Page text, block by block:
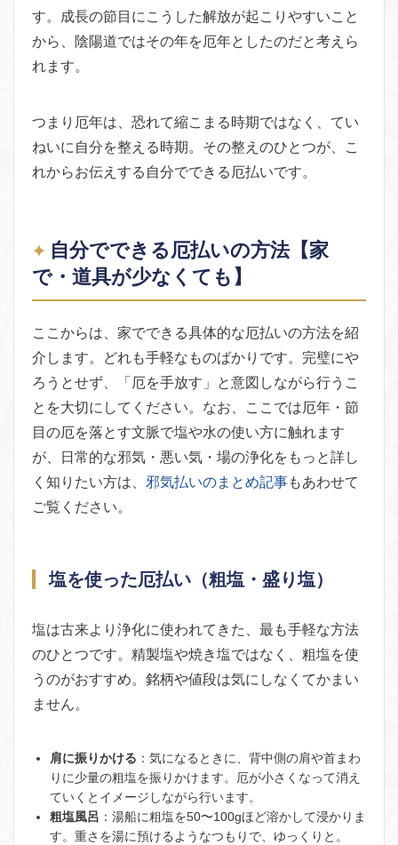
す。成長の節目にこうした解放が起こりやすいこと
から、陰陽道ではその年を厄年としたのだと考えら
れます。
つまり厄年は、恐れて縮こまる時期ではなく、てい
ねいに自分を整える時期。その整えのひとつが、こ
れからお伝えする自分でできる厄払いです。
自分でできる厄払いの方法【家
で・道具が少なくても】
ここからは、家でできる具体的な厄払いの方法を紹
介します。どれも手軽なものばかりです。完璧にや
ろうとせず、「厄を手放す」と意図しながら行うこ
とを大切にしてください。なお、ここでは厄年・節
目の厄を落とす文脈で塩や水の使い方に触れます
が、日常的な邪気・悪い気・場の浄化をもっと詳し
く知りたい方は、 邪気払いのまとめ記事もあわせて
ご覧ください。
塩を使った厄払い（粗塩・盛り塩）
塩は古来より浄化に使われてきた、最も手軽な方法
のひとつです。精製塩や焼き塩ではなく、粗塩を使
うのがおすすめ。銘柄や値段は気にしなくてかまい
ません。
肩に振りかける ：気になるときに、背中側の肩や首まわ
りに少量の粗塩を振りかけます。厄が小さくなって消え
ていくとイメージしながら行います。
粗塩風呂 ：湯船に粗塩を50〜100gほど溶かして浸かりま
す。重さを湯に預けるようなつもりで、ゆっくりと。